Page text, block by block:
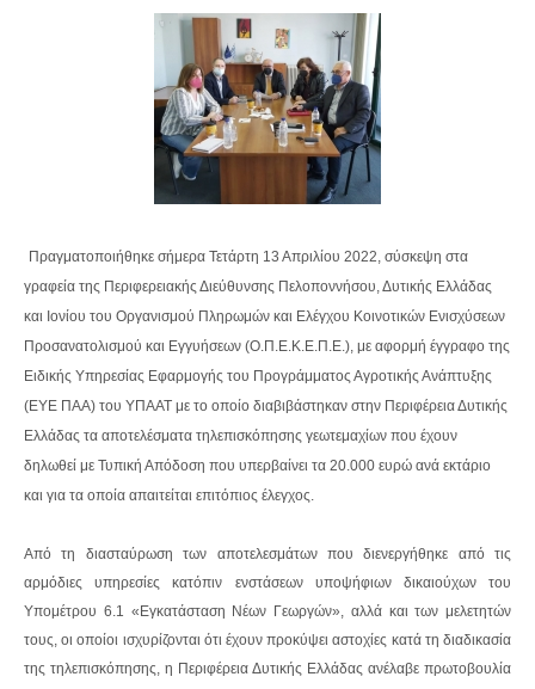
Πραγματοποιήθηκε σήμερα Τετάρτη 13 Απριλίου 2022, σύσκεψη στα
γραφεία της Περιφερειακής Διεύθυνσης Πελοποννήσου, Δυτικής Ελλάδας
και Ιονίου του Οργανισμού Πληρωμών και Ελέγχου Κοινοτικών Ενισχύσεων
Προσανατολισμού και Εγγυήσεων (Ο.Π.Ε.Κ.Ε.Π.Ε.), με αφορμή έγγραφο της
Ειδικής Υπηρεσίας Εφαρμογής του Προγράμματος Αγροτικής Ανάπτυξης
(ΕΥΕ ΠΑΑ) του ΥΠΑΑΤ με το οποίο διαβιβάστηκαν στην Περιφέρεια Δυτικής
Ελλάδας τα αποτελέσματα τηλεπισκόπησης γεωτεμαχίων που έχουν
δηλωθεί με Τυπική Απόδοση που υπερβαίνει τα 20.000 ευρώ ανά εκτάριο
και για τα οποία απαιτείται επιτόπιος έλεγχος.
Από τη διασταύρωση των αποτελεσμάτων που διενεργήθηκε από τις
αρμόδιες υπηρεσίες κατόπιν ενστάσεων υποψήφιων δικαιούχων του
Υπομέτρου 6.1 «Εγκατάσταση Νέων Γεωργών», αλλά και των μελετητών
τους, οι οποίοι ισχυρίζονται ότι έχουν προκύψει αστοχίες κατά τη διαδικασία
της τηλεπισκόπησης, η Περιφέρεια Δυτικής Ελλάδας ανέλαβε πρωτοβουλία